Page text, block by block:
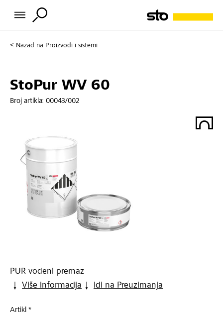
Nazad na Proizvodi i sistemi
StoPur WV 60
Broj artikla: 00043/002
PUR vodeni premaz
Više informacija
Idi na Preuzimanja
Artikl *